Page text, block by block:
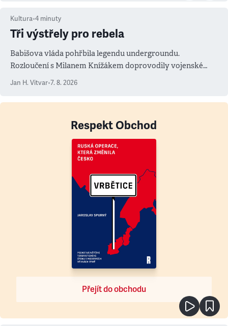
Kultura•4 minuty
Tři výstřely pro rebela
Babišova vláda pohřbila legendu undergroundu.
Rozloučení s Milanem Knížákem doprovodily vojenské
salvy i kritika pokrokářů
Jan H. Vitvar•7. 8. 2026
Respekt Obchod
Přejít do obchodu